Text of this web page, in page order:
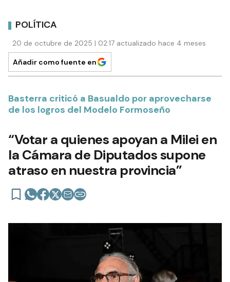
POLÍTICA
20 de octubre de 2025 | 02:17 actualizado hace 4 meses
Añadir como fuente en
Basterra criticó a Basualdo por aprovecharse
de los logros del Modelo Formoseño
“Votar a quienes apoyan a Milei en
la Cámara de Diputados supone
atraso en nuestra provincia”